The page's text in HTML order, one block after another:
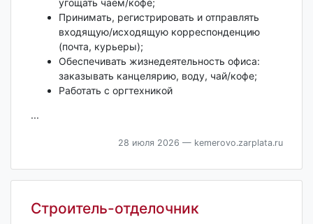
угощать чаем/кофе;
Принимать, регистрировать и отправлять
входящую/исходящую корреспонденцию
(почта, курьеры);
Обеспечивать жизнедеятельность офиса:
заказывать канцелярию, воду, чай/кофе;
Работать с оргтехникой
...
28 июля 2026 — kemerovo.zarplata.ru
Строитель-отделочник